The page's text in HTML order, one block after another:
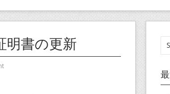
明書の更新